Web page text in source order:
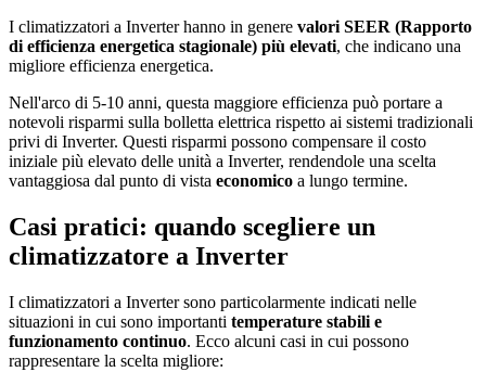
I climatizzatori a Inverter hanno in genere valori SEER (Rapporto
di efficienza energetica stagionale) più elevati, che indicano una
migliore efficienza energetica.
Nell'arco di 5-10 anni, questa maggiore efficienza può portare a
notevoli risparmi sulla bolletta elettrica rispetto ai sistemi tradizionali
privi di Inverter. Questi risparmi possono compensare il costo
iniziale più elevato delle unità a Inverter, rendendole una scelta
vantaggiosa dal punto di vista economico a lungo termine.
Casi pratici: quando scegliere un
climatizzatore a Inverter
I climatizzatori a Inverter sono particolarmente indicati nelle
situazioni in cui sono importanti temperature stabili e
funzionamento continuo. Ecco alcuni casi in cui possono
rappresentare la scelta migliore: